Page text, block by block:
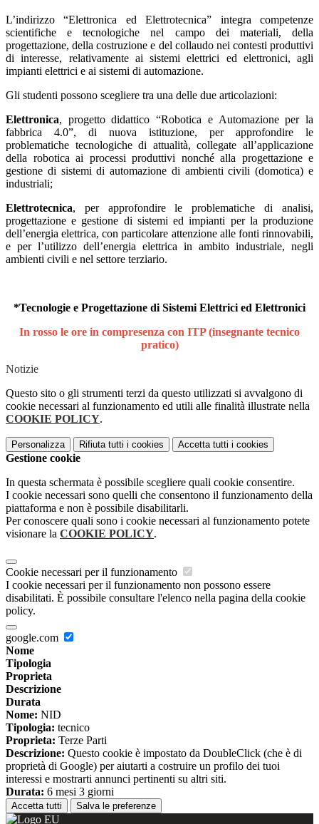
L’indirizzo “Elettronica ed Elettrotecnica” integra competenze
scientifiche e tecnologiche nel campo dei materiali, della
progettazione, della costruzione e del collaudo nei contesti produttivi
di interesse, relativamente ai sistemi elettrici ed elettronici, agli
impianti elettrici e ai sistemi di automazione.
Gli studenti possono scegliere tra una delle due articolazioni:
Elettronica, progetto didattico “Robotica e Automazione per la
fabbrica 4.0”, di nuova istituzione, per approfondire le
problematiche tecnologiche di attualità, collegate all’applicazione
della robotica ai processi produttivi nonché alla progettazione e
gestione di sistemi di automazione di ambienti civili (domotica) e
industriali;
Elettrotecnica, per approfondire le problematiche di analisi,
progettazione e gestione di sistemi ed impianti per la produzione
dell’energia elettrica, con particolare attenzione alle fonti rinnovabili,
e per l’utilizzo dell’energia elettrica in ambito industriale, negli
ambienti civili e nel settore terziario.
*Tecnologie e Progettazione di Sistemi Elettrici ed Elettronici
In rosso le ore in compresenza con ITP (insegnante tecnico
pratico)
Notizie
Questo sito o gli strumenti terzi da questo utilizzati si avvalgono di
cookie necessari al funzionamento ed utili alle finalità illustrate nella
COOKIE POLICY.
Personalizza Rifiuta tutti i cookies Accetta tutti i cookies
Gestione cookie
In questa schermata è possibile scegliere quali cookie consentire.
I cookie necessari sono quelli che consentono il funzionamento della
piattaforma e non è possibile disabilitarli.
Per conoscere quali sono i cookie necessari al funzionamento potete
visionare la COOKIE POLICY.
Cookie necessari per il funzionamento
I cookie necessari per il funzionamento non possono essere
disabilitati. È possibile consultare l'elenco nella pagina della cookie
policy.
google.com
Nome
Tipologia
Proprieta
Descrizione
Durata
Nome: NID
Tipologia: tecnico
Proprieta: Terze Parti
Descrizione: Questo cookie è impostato da DoubleClick (che è di
proprietà di Google) per aiutarti a costruire un profilo dei tuoi
interessi e mostrarti annunci pertinenti su altri siti.
Durata: 6 mesi 3 giorni
Accetta tutti Salva le preferenze